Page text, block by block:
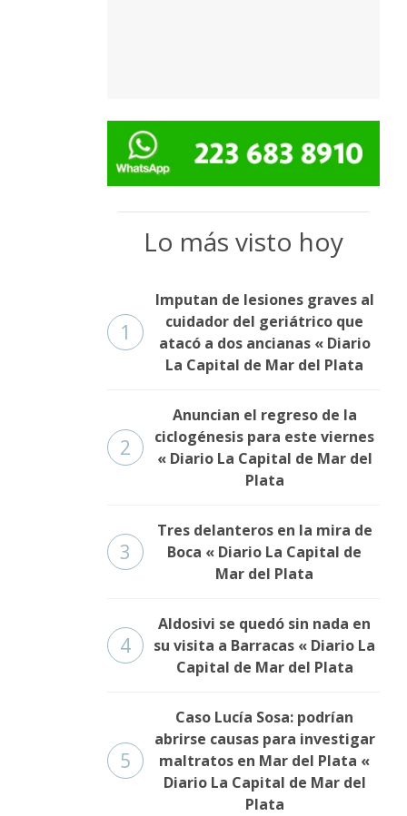
Lo más visto hoy
1
Imputan de lesiones graves al
cuidador del geriátrico que
atacó a dos ancianas « Diario
La Capital de Mar del Plata
2
Anuncian el regreso de la
ciclogénesis para este viernes
« Diario La Capital de Mar del
Plata
3
Tres delanteros en la mira de
Boca « Diario La Capital de
Mar del Plata
4
Aldosivi se quedó sin nada en
su visita a Barracas « Diario La
Capital de Mar del Plata
5
Caso Lucía Sosa: podrían
abrirse causas para investigar
maltratos en Mar del Plata «
Diario La Capital de Mar del
Plata